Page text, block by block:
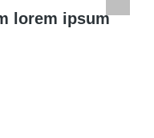
lorem ipsum